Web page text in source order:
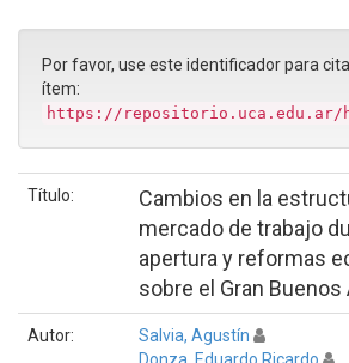
Por favor, use este identificador para
ítem:
https://repositorio.uca.edu.ar/
Título:
Cambios en la
mercado de trabajo
apertura y reformas
sobre el Gran
Autor:
Salvia, Agustín